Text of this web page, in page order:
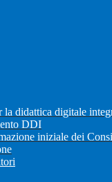
la didattica digitale
DDI
iniziale dei